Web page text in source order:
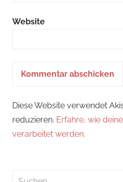
Website
Diese Website verwendet
reduzieren. Erfahre, wie
verarbeitet werden.
Suchen